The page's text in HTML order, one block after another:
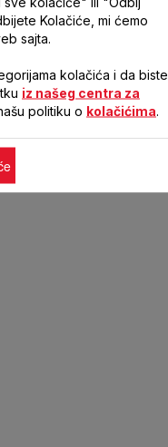
Kolačiće, mi ćemo
sajta.
kolačića i da biste
iz našeg centra za
politiku o kolačićima.